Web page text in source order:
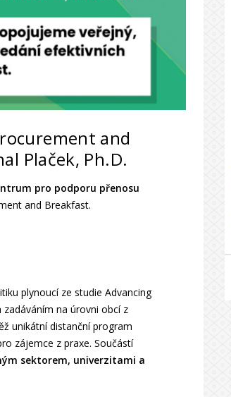
and
Plaček, Ph.D.
pro podporu přenosu
and Breakfast.
plynoucí ze studie Advancing
zadáváním na úrovni obcí z
unikátní distanční program
zájemce z praxe. Součástí
sektorem, univerzitami a